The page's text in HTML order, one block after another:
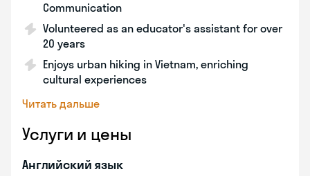
Communication
Volunteered as an educator's assistant for over
20 years
Enjoys urban hiking in Vietnam, enriching
cultural experiences
Читать дальше
Услуги и цены
Английский язык